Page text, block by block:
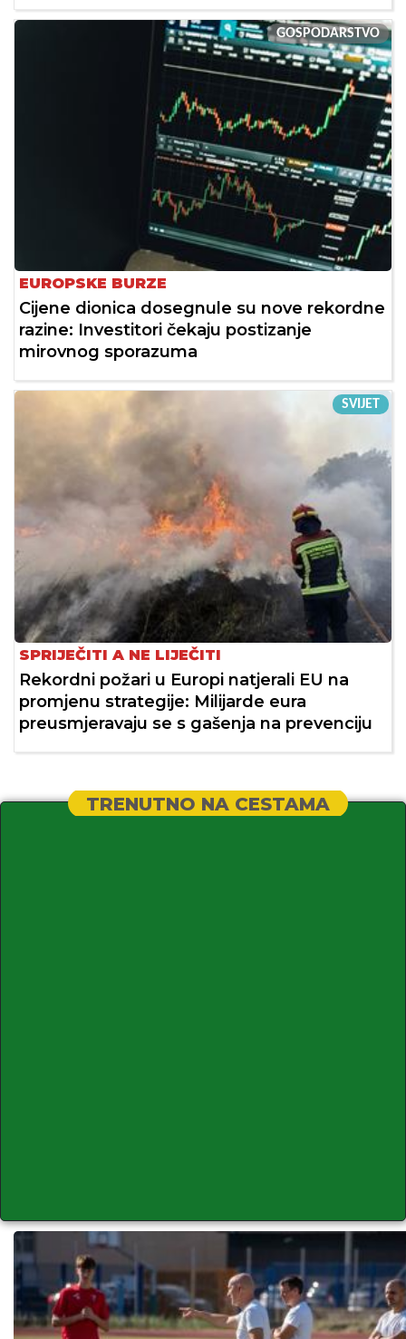
GOSPODARSTVO
EUROPSKE BURZE
Cijene dionica dosegnule su nove rekordne
razine: Investitori čekaju postizanje
mirovnog sporazuma
SVIJET
SPRIJEČITI A NE LIJEČITI
Rekordni požari u Europi natjerali EU na
promjenu strategije: Milijarde eura
preusmjeravaju se s gašenja na prevenciju
TRENUTNO NA CESTAMA